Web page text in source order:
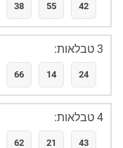
38 55 42
3 טבלאות:
66 14 24
4 טבלאות:
62 21 43